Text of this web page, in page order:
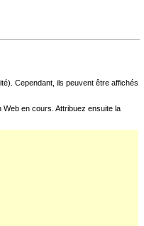
Cependant, ils peuvent être affichés
en cours. Attribuez ensuite la